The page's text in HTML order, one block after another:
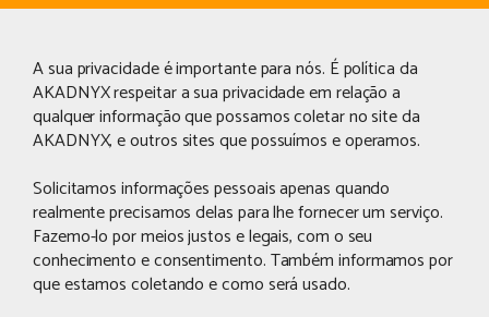
A sua privacidade é importante para nós. É política da
AKADNYX respeitar a sua privacidade em relação a
qualquer informação que possamos coletar no site da
AKADNYX, e outros sites que possuímos e operamos.
Solicitamos informações pessoais apenas quando
realmente precisamos delas para lhe fornecer um serviço.
Fazemo-lo por meios justos e legais, com o seu
conhecimento e consentimento. Também informamos por
que estamos coletando e como será usado.